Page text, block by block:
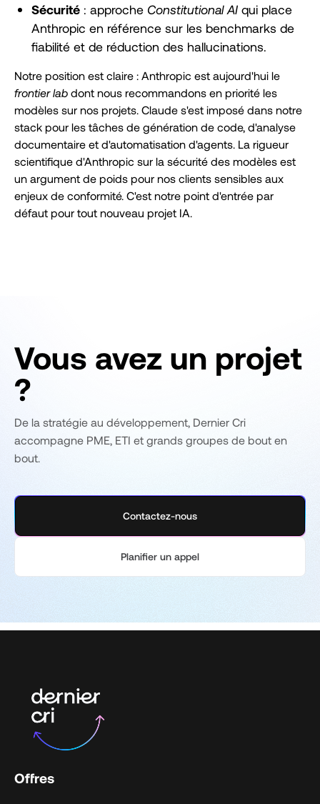
Sécurité : approche Constitutional AI qui place
Anthropic en référence sur les benchmarks de
fiabilité et de réduction des hallucinations.
Notre position est claire : Anthropic est aujourd'hui le
frontier lab dont nous recommandons en priorité les
modèles sur nos projets. Claude s'est imposé dans notre
stack pour les tâches de génération de code, d'analyse
documentaire et d'automatisation d'agents. La rigueur
scientifique d'Anthropic sur la sécurité des modèles est
un argument de poids pour nos clients sensibles aux
enjeux de conformité. C'est notre point d'entrée par
défaut pour tout nouveau projet IA.
Vous avez un projet
?
De la stratégie au développement, Dernier Cri
accompagne PME, ETI et grands groupes de bout en
bout.
Contactez-nous
Planifier un appel
Offres